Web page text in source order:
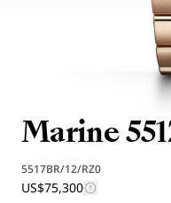
Marine
5517BR/12/RZ0
US$75,300